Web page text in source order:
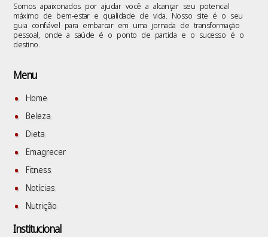
Somos apaixonados por ajudar você a alcançar seu potencial
máximo de bem-estar e qualidade de vida. Nosso site é o seu
guia confiável para embarcar em uma jornada de transformação
pessoal, onde a saúde é o ponto de partida e o sucesso é o
destino.
Menu
Home
Beleza
Dieta
Emagrecer
Fitness
Notícias
Nutrição
Institucional